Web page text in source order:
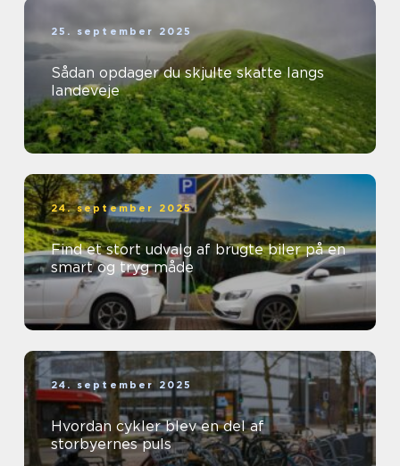
25. september 2025
Sådan opdager du skjulte skatte langs
landeveje
24. september 2025
Find et stort udvalg af brugte biler på en
smart og tryg måde
24. september 2025
Hvordan cykler blev en del af
storbyernes puls